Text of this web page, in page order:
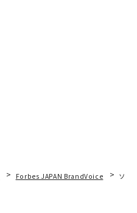
Forbes JAPAN BrandVoice ソニ